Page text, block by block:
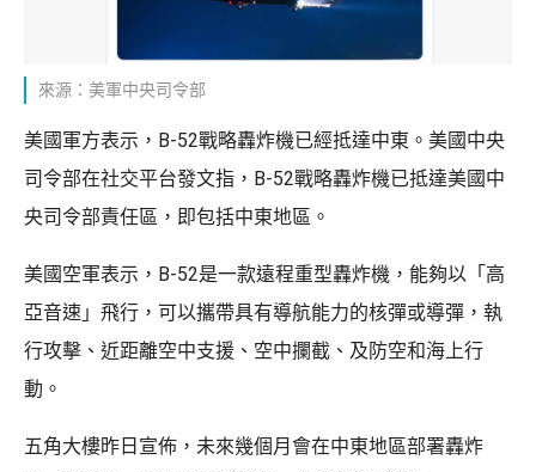
來源：美軍中央司令部
美國軍方表示，B-52戰略轟炸機已經抵達中東。美國中央
司令部在社交平台發文指，B-52戰略轟炸機已抵達美國中
央司令部責任區，即包括中東地區。
美國空軍表示，B-52是一款遠程重型轟炸機，能夠以「高
亞音速」飛行，可以攜帶具有導航能力的核彈或導彈，執
行攻擊、近距離空中支援、空中攔截、及防空和海上行
動。
五角大樓昨日宣佈，未來幾個月會在中東地區部署轟炸